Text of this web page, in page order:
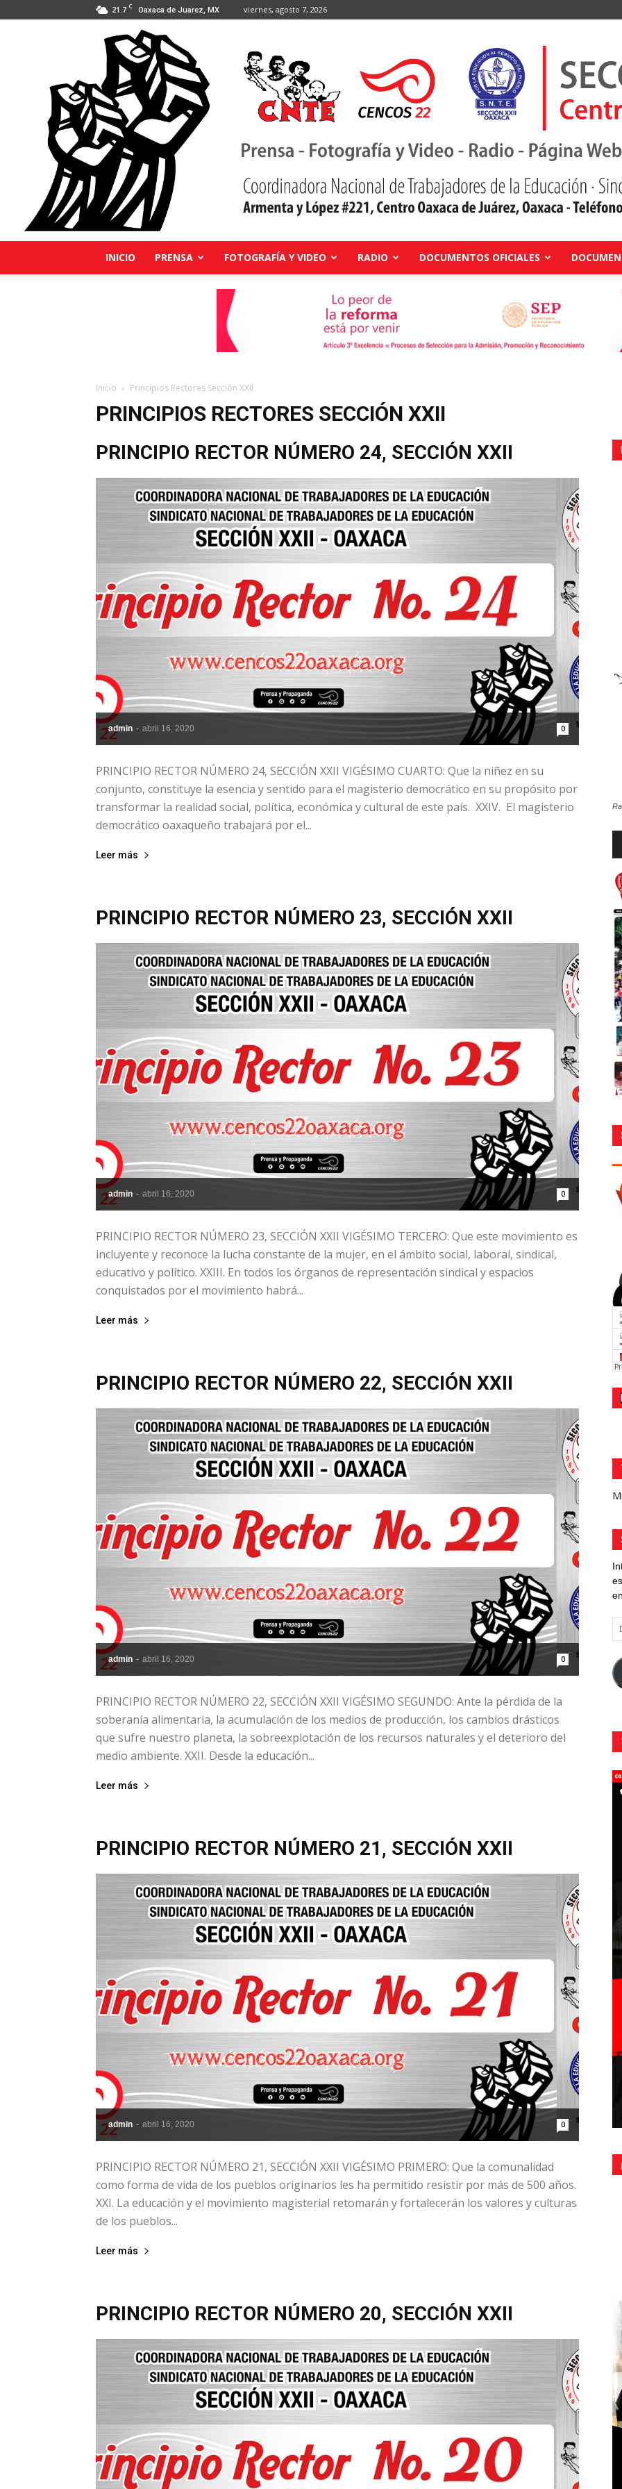
21.7 C Oaxaca de Juarez, MX viernes, agosto 7, 2026
la
XXII
INICIO PRENSA FOTOGRAFÍA Y VIDEO RADIO DOCUMENTOS OFICIALES
Inicio Principios Rectores Sección XXII
PRINCIPIOS RECTORES SECCIÓN XXII
PRINCIPIO RECTOR NÚMERO 24, SECCIÓN XXII
admin - abril 16, 2020 0
PRINCIPIO RECTOR NÚMERO 24, SECCIÓN XXII VIGÉSIMO CUARTO: Que la niñez en su
conjunto, constituye la esencia y sentido para el magisterio democrático en su propósito por
transformar la realidad social, política, económica y cultural de este país. XXIV. El magisterio
democrático oaxaqueño trabajará por el...
Leer más
PRINCIPIO RECTOR NÚMERO 23, SECCIÓN XXII
admin - abril 16, 2020 0
PRINCIPIO RECTOR NÚMERO 23, SECCIÓN XXII VIGÉSIMO TERCERO: Que este movimiento es
incluyente y reconoce la lucha constante de la mujer, en el ámbito social, laboral, sindical,
educativo y político. XXIII. En todos los órganos de representación sindical y espacios
conquistados por el movimiento habrá...
Leer más
PRINCIPIO RECTOR NÚMERO 22, SECCIÓN XXII
admin - abril 16, 2020 0
PRINCIPIO RECTOR NÚMERO 22, SECCIÓN XXII VIGÉSIMO SEGUNDO: Ante la pérdida de la
soberanía alimentaria, la acumulación de los medios de producción, los cambios drásticos
que sufre nuestro planeta, la sobreexplotación de los recursos naturales y el deterioro del
medio ambiente. XXII. Desde la educación...
Leer más
PRINCIPIO RECTOR NÚMERO 21, SECCIÓN XXII
admin - abril 16, 2020 0
PRINCIPIO RECTOR NÚMERO 21, SECCIÓN XXII VIGÉSIMO PRIMERO: Que la comunalidad
como forma de vida de los pueblos originarios les ha permitido resistir por más de 500 años.
XXI. La educación y el movimiento magisterial retomarán y fortalecerán los valores y culturas
de los pueblos...
Leer más
PRINCIPIO RECTOR NÚMERO 20, SECCIÓN XXII
de